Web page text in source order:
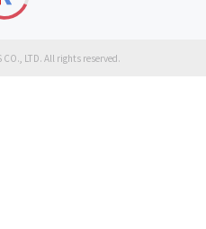
CO., LTD. All rights reserved.